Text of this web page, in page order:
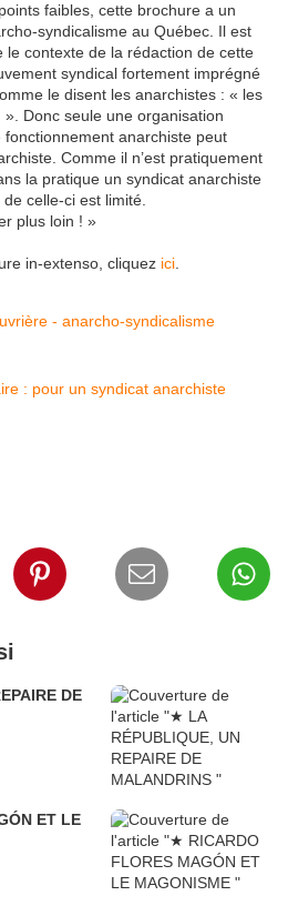
faibles, cette brochure a un
syndicalisme au Québec. Il est
le contexte de la rédaction de cette
syndical fortement imprégné
le disent les anarchistes : « les
Donc seule une organisation
anarchiste peut
Comme il n’est pratiquement
la pratique un syndicat anarchiste
celle-ci est limité.
plus loin ! »
in-extenso, cliquez ici
- anarcho-syndicalisme
DE
ET LE